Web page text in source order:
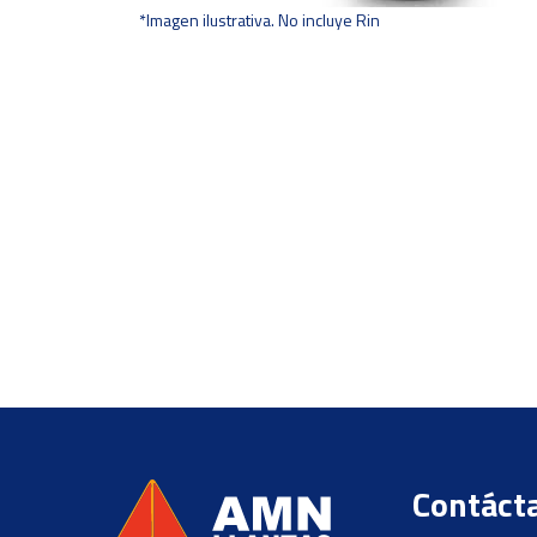
*Imagen ilustrativa. No incluye Rin